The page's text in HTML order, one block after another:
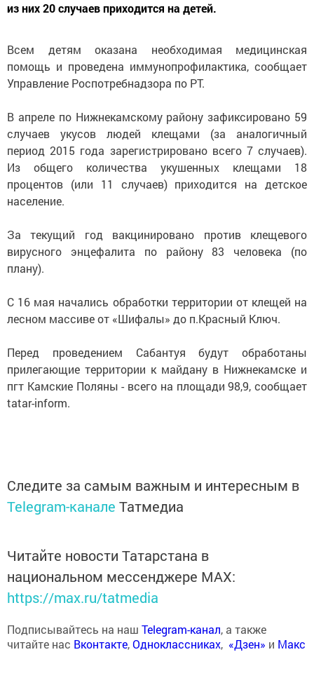
из них 20 случаев приходится на детей.
Всем детям оказана необходимая медицинская
помощь и проведена иммунопрофилактика, сообщает
Управление Роспотребнадзора по РТ.
В апреле по Нижнекамскому району зафиксировано 59
случаев укусов людей клещами (за аналогичный
период 2015 года зарегистрировано всего 7 случаев).
Из общего количества укушенных клещами 18
процентов (или 11 случаев) приходится на детское
население.
За текущий год вакцинировано против клещевого
вирусного энцефалита по району 83 человека (по
плану).
С 16 мая начались обработки территории от клещей на
лесном массиве от «Шифалы» до п.Красный Ключ.
Перед проведением Сабантуя будут обработаны
прилегающие территории к майдану в Нижнекамске и
пгт Камские Поляны - всего на площади 98,9, сообщает
tatar-inform.
Следите за самым важным и интересным в
Telegram-канале Татмедиа
Читайте новости Татарстана в
национальном мессенджере MАХ:
https://max.ru/tatmedia
Подписывайтесь на наш Telegram-канал, а также
читайте нас Вконтакте,Одноклассниках, «Дзен» и Макс